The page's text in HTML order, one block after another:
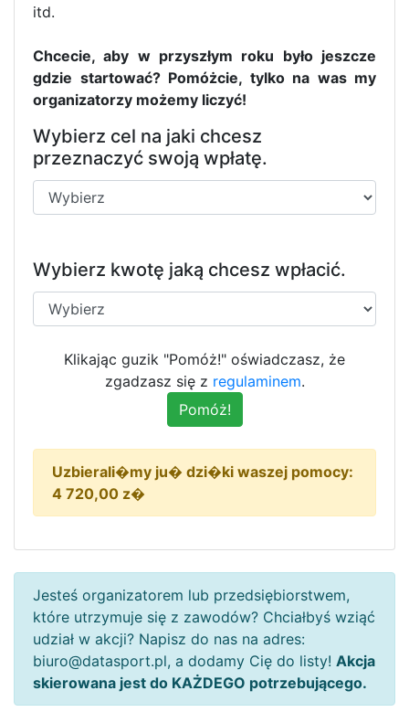
itd.
Chcecie, aby w przyszłym roku było jeszcze
gdzie startować? Pomóżcie, tylko na was my
organizatorzy możemy liczyć!
Wybierz cel na jaki chcesz
przeznaczyć swoją wpłatę.
Wybierz kwotę jaką chcesz wpłacić.
Klikając guzik "Pomóż!" oświadczasz, że
zgadzasz się z regulaminem.
Uzbierali�my ju� dzi�ki waszej pomocy:
4 720,00 z�
Jesteś organizatorem lub przedsiębiorstwem,
które utrzymuje się z zawodów? Chciałbyś wziąć
udział w akcji? Napisz do nas na adres:
biuro@datasport.pl, a dodamy Cię do listy! Akcja
skierowana jest do KAŻDEGO potrzebującego.